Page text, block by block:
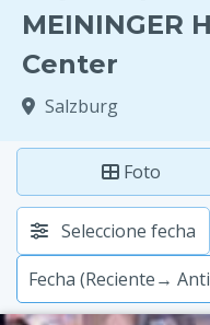
MEININGER
Center
Salzburg
Foto
Seleccione fecha